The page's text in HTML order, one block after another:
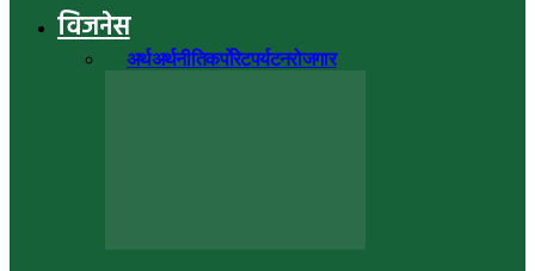
विजनेस
अर्थअर्थनीतिकर्पोरेटपर्यटनरोजगार